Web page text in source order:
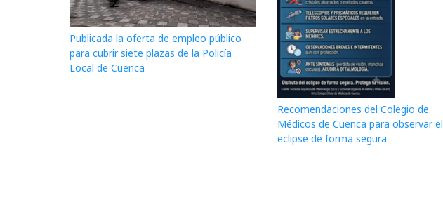
Publicada la oferta de empleo público
para cubrir siete plazas de la Policía
Local de Cuenca
Recomendaciones del Colegio de
Médicos de Cuenca para observar el
eclipse de forma segura